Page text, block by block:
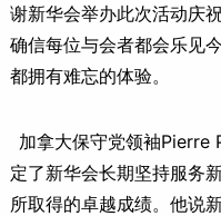
谢新华会举办此次活动庆
确信每位与会者都会乐见
都拥有难忘的体验。
加拿大保守党领袖Pierre
定了新华会长期坚持服务
所取得的卓越成绩。他说